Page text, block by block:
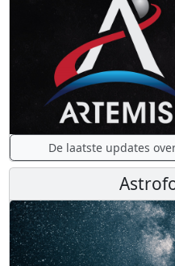
De laatste updates